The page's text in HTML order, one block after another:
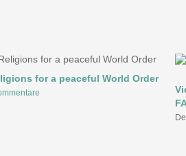
for a peaceful World Order